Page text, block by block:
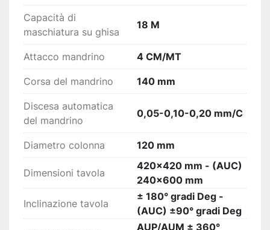
Capacità di
maschiatura su ghisa
18 M
Attacco mandrino 4 CM/MT
Corsa del mandrino 140 mm
Discesa automatica
del mandrino
0,05-0,10-0,20 mm/C
Diametro colonna 120 mm
Dimensioni tavola
420x420 mm - (AUC)
240x600 mm
Inclinazione tavola
± 180° gradi Deg -
(AUC) ±90° gradi Deg
AUP/AUM ± 360°